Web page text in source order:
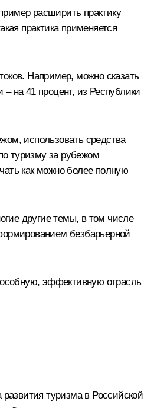
расширить практику
практика применяется
Например, можно сказать
на 41 процент, из Республики
использовать средства
туризму за рубежом
как можно более полную
другие темы, в том числе
безбарьерной
эффективную отрасль
туризма в Российской